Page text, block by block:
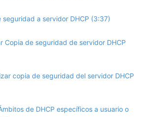
seguridad a servidor DHCP (3:37)
Copia de seguridad de servidor DHCP
copia de seguridad del servidor DHCP
de DHCP específicos a usuario o